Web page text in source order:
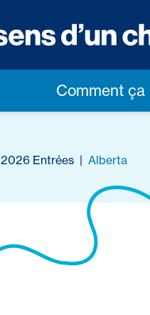
Comment ça
2026 Entrées | Alberta